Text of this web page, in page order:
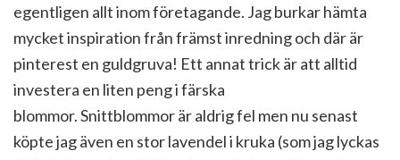
egentligen allt inom företagande. Jag burkar hämta
mycket inspiration från främst inredning och där är
pinterest en guldgruva! Ett annat trick är att alltid
investera en liten peng i färska
blommor. Snittblommor är aldrig fel men nu senast
köpte jag även en stor lavendel i kruka (som jag lyckas